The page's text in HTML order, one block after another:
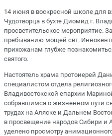
14 июня в воскресной школе для
Чудотворца в бухте Диомид г.
просветительское мероприятие.
пребыванию мощей свт.
прихожанам глубже
святого.
Настоятель храма протоиерей
специалистом отдела
Владивостокской епархии
собравшимся о жизненном пути
трудах на Аляске и Дальнем
в просвещение народов Сибири
уделено просмотру